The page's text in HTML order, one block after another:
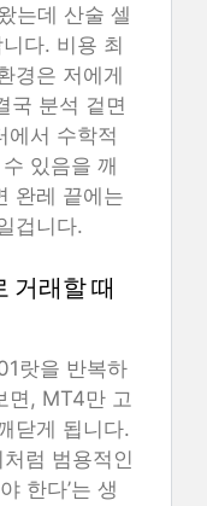
는데 산술 셀
다. 비용 최
경은 저에게
국 분석 겉면
에서 수학적
있음을 깨
완레 끝에는
겁니다.
거래할 때
랏을 반복하
면, MT4만 고
닫게 됩니다.
럼 범용적인
한다’는 생